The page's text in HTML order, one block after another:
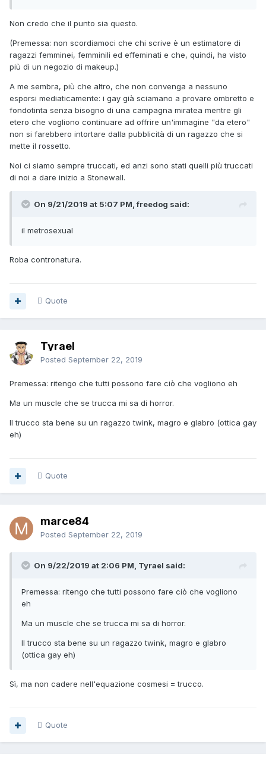
Non credo che il punto sia questo.
(Premessa: non scordiamoci che chi scrive è un estimatore di
ragazzi femminei, femminili ed effeminati e che, quindi, ha visto
più di un negozio di makeup.)
A me sembra, più che altro, che non convenga a nessuno
esporsi mediaticamente: i gay già sciamano a provare ombretto e
fondotinta senza bisogno di una campagna miratea mentre gli
etero che vogliono continuare ad offrire un'immagine "da etero"
non si farebbero intortare dalla pubblicità di un ragazzo che si
mette il rossetto.
Noi ci siamo sempre truccati, ed anzi sono stati quelli più truccati
di noi a dare inizio a Stonewall.
On 9/21/2019 at 5:07 PM, freedog said:
il metrosexual
Roba contronatura.
Quote
Tyrael
Posted September 22, 2019
Premessa: ritengo che tutti possono fare ciò che vogliono eh
Ma un muscle che se trucca mi sa di horror.
Il trucco sta bene su un ragazzo twink, magro e glabro (ottica gay
eh)
Quote
marce84
Posted September 22, 2019
On 9/22/2019 at 2:06 PM, Tyrael said:
Premessa: ritengo che tutti possono fare ciò che vogliono
eh
Ma un muscle che se trucca mi sa di horror.
Il trucco sta bene su un ragazzo twink, magro e glabro
(ottica gay eh)
Sì, ma non cadere nell'equazione cosmesi = trucco.
Quote